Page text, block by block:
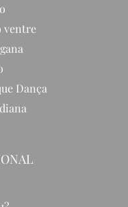
ventre
Dança